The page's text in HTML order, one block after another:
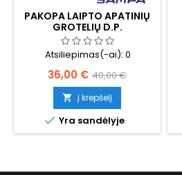
PAKOPA LAIPTO APATINIŲ
GROTELIŲ D.P.
Atsiliepimas(-ai): 0
Kaina
36,00 € Bazinė
kaina
40,00 €
 Į krepšelį
 Yra sandėlyje